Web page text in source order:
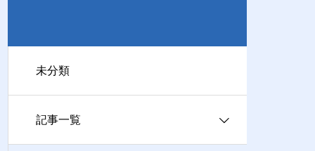
ACCESS
アクセス
ge、Safariの違い
未分類
記事一覧